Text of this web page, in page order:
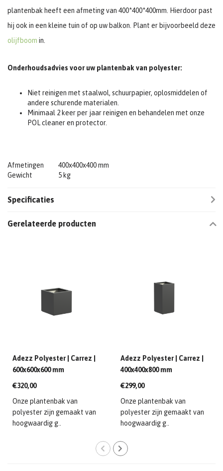
plantenbak heeft een afmeting van 400*400*400mm. Hierdoor past
hij ook in een kleine tuin of op uw balkon. Plant er bijvoorbeeld deze
olijfboom in.
Onderhoudsadvies voor uw plantenbak van polyester:
Niet reinigen met staalwol, schuurpapier, oplosmiddelen of
andere schurende materialen.
Minimaal 2 keer per jaar reinigen en behandelen met onze
POL cleaner en protector.
Afmetingen
400x400x400 mm
Gewicht
5 kg
Specificaties
Gerelateerde producten
Adezz Polyester | Carrez |
600x600x600 mm
€320,00
Onze plantenbak van
polyester zijn gemaakt van
hoogwaardig g..
Adezz Polyester | Carrez |
400x400x800 mm
€299,00
Onze plantenbak van
polyester zijn gemaakt van
hoogwaardig g..